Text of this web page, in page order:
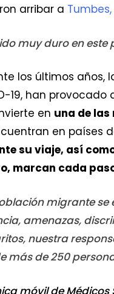
arribar a
muy duro en
los últimos
19, han provocado
en una de
en países
su viaje, así
marcan cada
migrante
amenazas,
nuestra
más de 250